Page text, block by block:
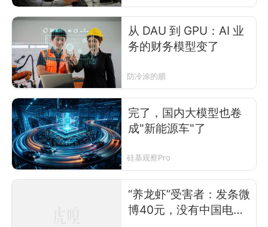
从 DAU 到 GPU：AI 业
务的财务模型变了
防冷涂的腊
完了，国内大模型也卷
成"新能源车"了
硅基观察Pro
“养龙虾”受害者：发条微
博40元，没有中国电网